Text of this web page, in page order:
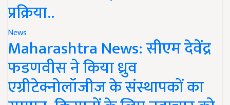
प्रक्रिया..
News
Maharashtra News: सीएम देवेंद्र
फडणवीस ने किया ध्रुव
एग्रीटेक्नोलॉजीज के संस्थापकों का